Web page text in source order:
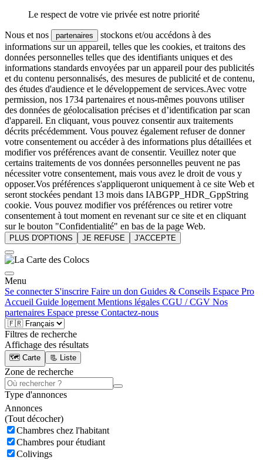
Le respect de votre vie privée est notre priorité
Nous et nos partenaires
stockons et/ou accédons à des
informations sur un appareil, telles que les cookies, et traitons des
données personnelles telles que des identifiants uniques et des
informations standards envoyées par un appareil pour des publicités
et du contenu personnalisés, des mesures de publicité et de contenu,
des études d'audience et le développement de services.Avec votre
permission, nos 1734 partenaires et nous-mêmes pouvons utiliser
des données de géolocalisation précises et d’identification par scan
d'appareil. En cliquant, vous pouvez consentir aux traitements
décrits précédemment. Vous pouvez également refuser de donner
votre consentement ou accéder à des informations plus détaillées et
modifier vos préférences avant de consentir. Veuillez noter que
certains traitements de vos données personnelles peuvent ne pas
nécessiter votre consentement, mais vous avez le droit de vous y
opposer.Vos préférences s'appliqueront uniquement à ce site Web et
seront stockées pendant 13 mois dans IABGPP_HDR_GppString
cookie. Vous pouvez modifier vos préférences ou retirer votre
consentement à tout moment en revenant sur ce site et en cliquant
sur le bouton "Confidentialité" en bas de la page Web.
PLUS D'OPTIONS JE REFUSE J'ACCEPTE
Menu
Se connecter S'inscrire Faire un don Guides & Conseils Espace Pro
Accueil Guide logement Mentions légales CGU / CGV Nos
partenaires Espace presse Contactez-nous
Filtres de recherche
Affichage des résultats
🗺️ Carte 📃 Liste
Zone de recherche
Type d'annonces
Annonces
(Tout décocher)
Chambres chez l'habitant
Chambres pour étudiant
Colivings